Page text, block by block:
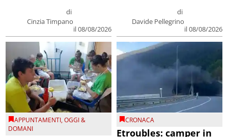
di
Cinzia Timpano
il 08/08/2026
di
Davide Pellegrino
il 08/08/2026
APPUNTAMENTI,OGGI &
DOMANI
CRONACA
Etroubles: camper in